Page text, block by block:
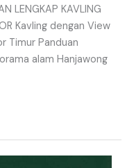
LENGKAP KAVLING
Kavling dengan View
Timur Panduan
alam Hanjawong